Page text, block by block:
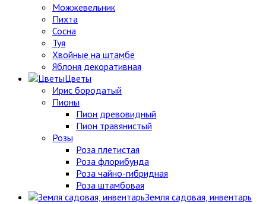
Можжевельник
Пихта
Сосна
Туя
Хвойные на штамбе
Яблоня декоративная
Цветы
Ирис бородатый
Пионы
Пион древовидный
Пион травянистый
Розы
Роза плетистая
Роза флорибунда
Роза чайно-гибридная
Роза штамбовая
Земля садовая, инвентарь